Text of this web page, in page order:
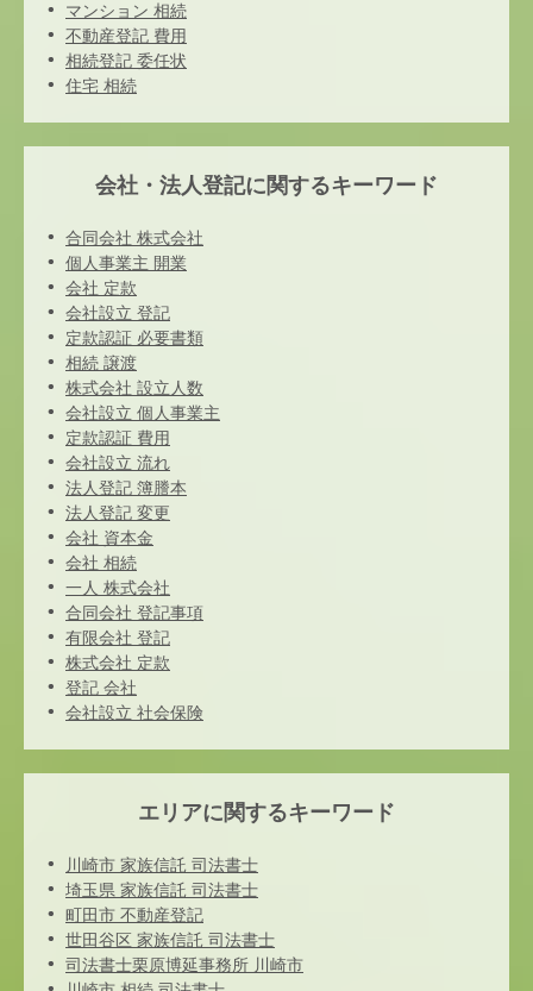
マンション 相続
不動産登記 費用
相続登記 委任状
住宅 相続
会社・法人登記に関するキーワード
合同会社 株式会社
個人事業主 開業
会社 定款
会社設立 登記
定款認証 必要書類
相続 譲渡
株式会社 設立人数
会社設立 個人事業主
定款認証 費用
会社設立 流れ
法人登記 簿謄本
法人登記 変更
会社 資本金
会社 相続
一人 株式会社
合同会社 登記事項
有限会社 登記
株式会社 定款
登記 会社
会社設立 社会保険
エリアに関するキーワード
川崎市 家族信託 司法書士
埼玉県 家族信託 司法書士
町田市 不動産登記
世田谷区 家族信託 司法書士
司法書士栗原博延事務所 川崎市